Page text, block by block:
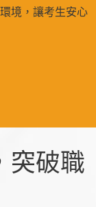
境，讓考生安心
突破職